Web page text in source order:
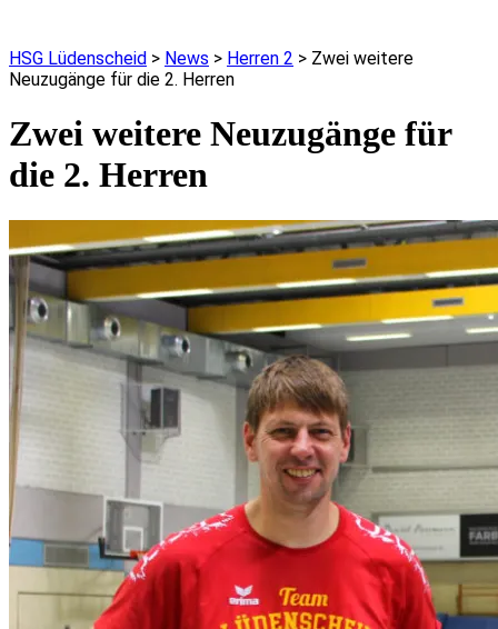
HSG Lüdenscheid > News > Herren 2 > Zwei weitere
Neuzugänge für die 2. Herren
Zwei weitere Neuzugänge für
die 2. Herren